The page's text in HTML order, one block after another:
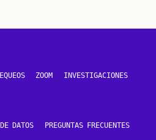
ZOOM INVESTIGACIONES
DATOS PREGUNTAS FRECUENTES